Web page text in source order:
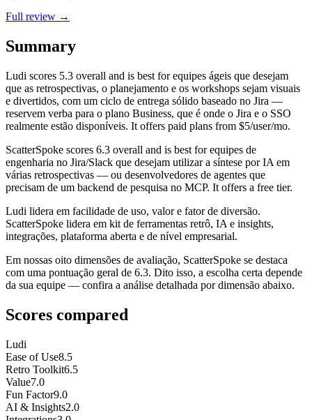
Full review →
Summary
Ludi scores 5.3 overall and is best for equipes ágeis que desejam
que as retrospectivas, o planejamento e os workshops sejam visuais
e divertidos, com um ciclo de entrega sólido baseado no Jira —
reservem verba para o plano Business, que é onde o Jira e o SSO
realmente estão disponíveis. It offers paid plans from $5/user/mo.
ScatterSpoke scores 6.3 overall and is best for equipes de
engenharia no Jira/Slack que desejam utilizar a síntese por IA em
várias retrospectivas — ou desenvolvedores de agentes que
precisam de um backend de pesquisa no MCP. It offers a free tier.
Ludi lidera em facilidade de uso, valor e fator de diversão.
ScatterSpoke lidera em kit de ferramentas retrô, IA e insights,
integrações, plataforma aberta e de nível empresarial.
Em nossas oito dimensões de avaliação, ScatterSpoke se destaca
com uma pontuação geral de 6.3. Dito isso, a escolha certa depende
da sua equipe — confira a análise detalhada por dimensão abaixo.
Scores compared
Ludi
Ease of Use8.5
Retro Toolkit6.5
Value7.0
Fun Factor9.0
AI & Insights2.0